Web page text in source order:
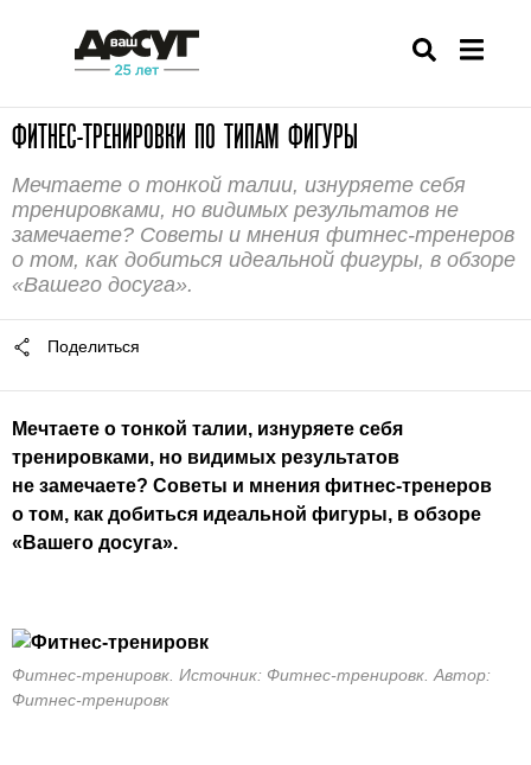
ФИТНЕС-ТРЕНИРОВКИ ПО ТИПАМ ФИГУРЫ
Мечтаете о тонкой талии, изнуряете себя
тренировками, но видимых результатов не
замечаете? Советы и мнения фитнес-тренеров
о том, как добиться идеальной фигуры, в обзоре
«Вашего досуга».
Поделиться
Мечтаете о тонкой талии, изнуряете себя
тренировками, но видимых результатов
не замечаете? Советы и мнения фитнес-тренеров
о том, как добиться идеальной фигуры, в обзоре
«Вашего досуга».
Фитнес-тренировк. Источник: Фитнес-тренировк. Автор:
Фитнес-тренировк